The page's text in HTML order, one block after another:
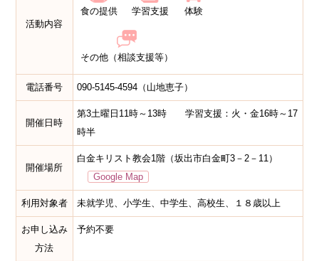
活動内容
食の提供 学習支援 体験
その他（相談支援等）
電話番号 090-5145-4594（山地恵子）
開催日時
第3土曜日11時～13時 学習支援：火・金16時～17
時半
開催場所
白金キリスト教会1階（坂出市白金町3－2－11）
Google Map
利用対象者 未就学児、小学生、中学生、高校生、１８歳以上
お申し込み
方法
予約不要